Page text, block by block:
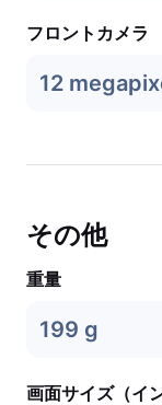
フロントカメラ
12
その他
重量
199 g
画面サイズ（イ